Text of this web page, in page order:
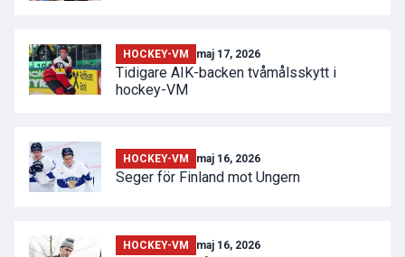
HOCKEY-VM maj 17, 2026
Tidigare AIK-backen tvåmålsskytt i
hockey-VM
HOCKEY-VM maj 16, 2026
Seger för Finland mot Ungern
HOCKEY-VM maj 16, 2026